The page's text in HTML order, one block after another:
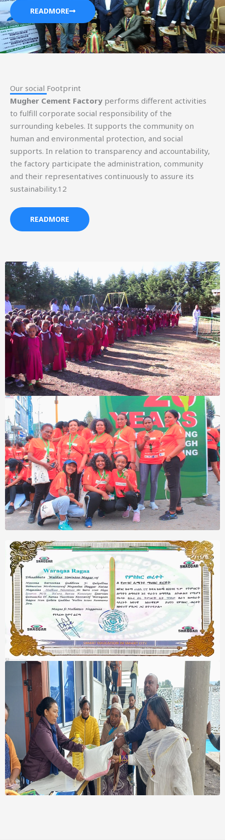
READMORE
Our social Footprint​
Mugher Cement Factory performs different activities
to fulfill corporate social responsibility of the
surrounding kebeles. It supports the community on
human and environmental protection, and social
supports. In relation to transparency and accountability,
the factory participate the administration, community
and their representatives continuously to assure its
sustainability.12
READMORE